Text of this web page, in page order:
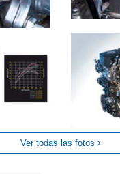
Ver todas las fotos